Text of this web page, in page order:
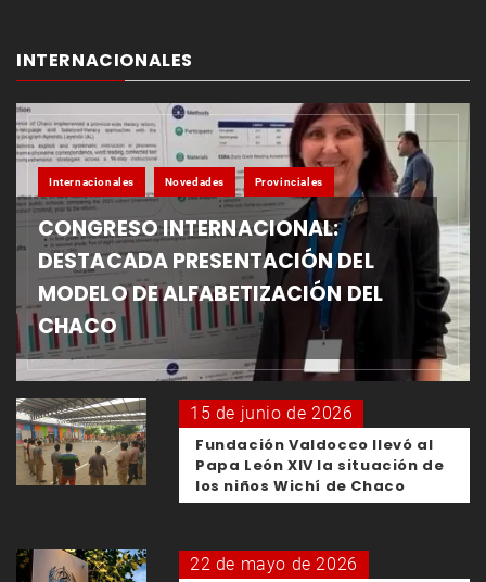
INTERNACIONALES
Internacionales Novedades Provinciales
CONGRESO INTERNACIONAL:
DESTACADA PRESENTACIÓN DEL
MODELO DE ALFABETIZACIÓN DEL
CHACO
15 de junio de 2026
Fundación Valdocco llevó al
Papa León XIV la situación de
los niños Wichí de Chaco
22 de mayo de 2026